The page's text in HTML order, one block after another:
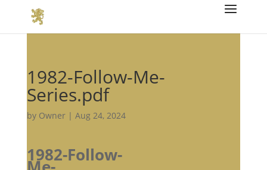
1982-Follow-Me-
Series.pdf
by Owner| Aug 24, 2024
1982-Follow-